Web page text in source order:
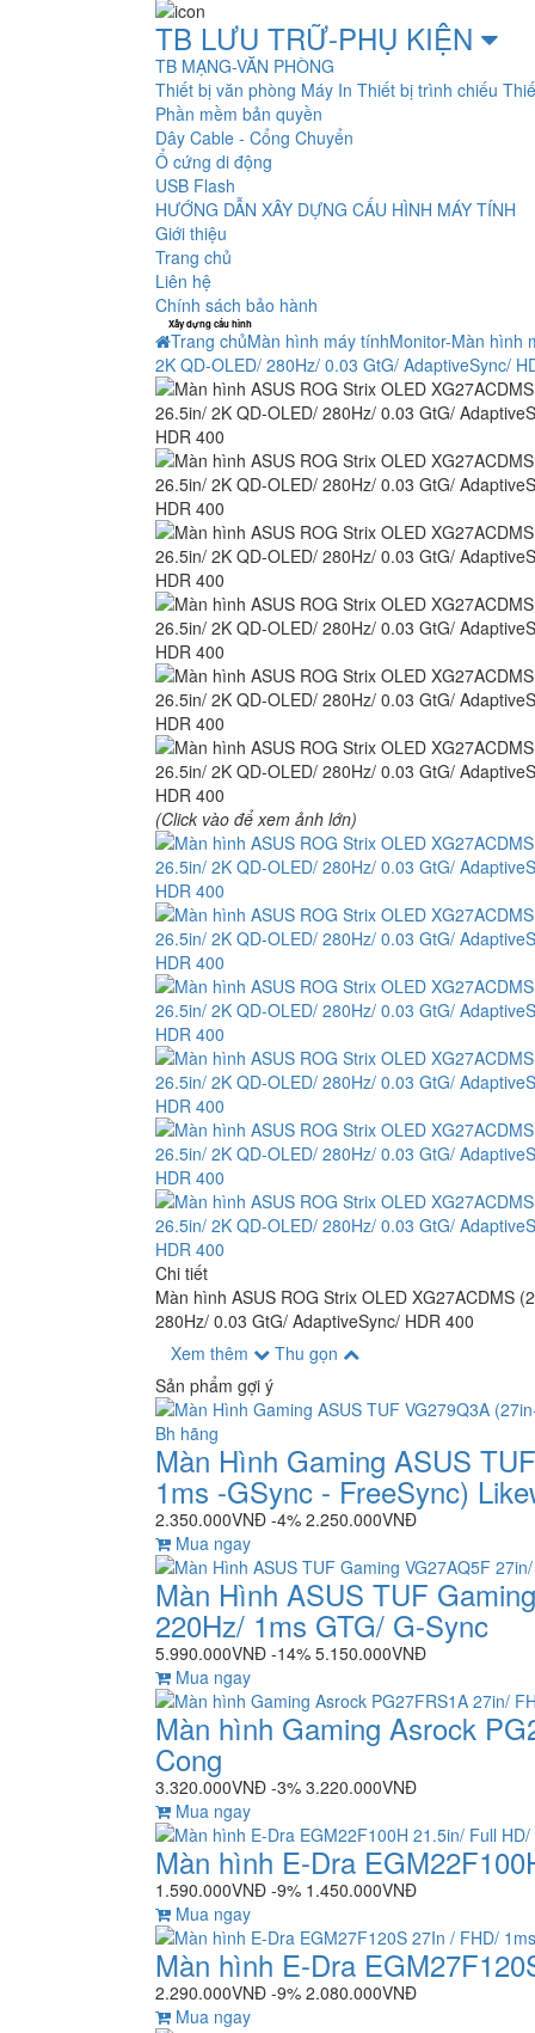
TB LƯU TRỮ-PHỤ KIỆN
TB MẠNG-VĂN PHÒNG
Thiết bị văn phòng Máy In Thiết bị trình chiếu
Phần mềm bản quyền
Dây Cable - Cổng Chuyển
Ổ cứng di động
USB Flash
HƯỚNG DẪN XÂY DỰNG CẤU HÌNH MÁY TÍNH
Giới thiệu
Trang chủ
Liên hệ
Chính sách bảo hành
Xây dựng cấu hình
Trang chủMàn hình máy tínhMonitor-Màn hình
2K QD-OLED/ 280Hz/ 0.03 GtG/ AdaptiveSync/
(Click vào để xem ảnh lớn)
Chi tiết
Màn hình ASUS ROG Strix OLED XG27ACDMS
280Hz/ 0.03 GtG/ AdaptiveSync/ HDR 400
Xem thêm
Thu gọn
Sản phẩm gợi ý
Màn Hình Gaming ASUS
1ms -GSync - FreeSync)
2.350.000VNĐ -4% 2.250.000VNĐ
Mua ngay
Màn Hình ASUS TUF
220Hz/ 1ms GTG/ G-Sync
5.990.000VNĐ -14% 5.150.000VNĐ
Mua ngay
Màn hình Gaming Asrock
Cong
3.320.000VNĐ -3% 3.220.000VNĐ
Mua ngay
Màn hình E-Dra
1.590.000VNĐ -9% 1.450.000VNĐ
Mua ngay
Màn hình E-Dra
2.290.000VNĐ -9% 2.080.000VNĐ
Mua ngay